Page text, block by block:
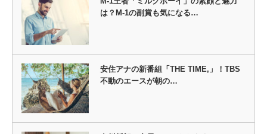
は？M-1の副賞も気になる…
安住アナの新番組「THE TIME,」！TBS
不動のエースが朝の…